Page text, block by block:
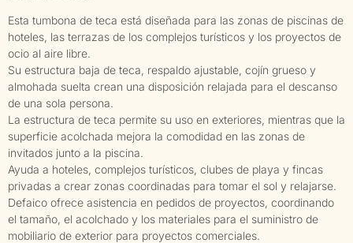
Esta tumbona de teca está diseñada para las zonas de piscinas de
hoteles, las terrazas de los complejos turísticos y los proyectos de
ocio al aire libre.
Su estructura baja de teca, respaldo ajustable, cojín grueso y
almohada suelta crean una disposición relajada para el descanso
de una sola persona.
La estructura de teca permite su uso en exteriores, mientras que la
superficie acolchada mejora la comodidad en las zonas de
invitados junto a la piscina.
Ayuda a hoteles, complejos turísticos, clubes de playa y fincas
privadas a crear zonas coordinadas para tomar el sol y relajarse.
Defaico ofrece asistencia en pedidos de proyectos, coordinando
el tamaño, el acolchado y los materiales para el suministro de
mobiliario de exterior para proyectos comerciales.